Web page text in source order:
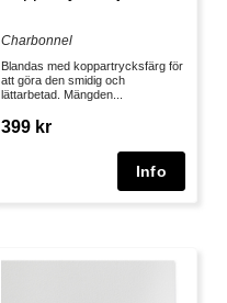
Charbonnel
Blandas med koppartrycksfärg för
att göra den smidig och
lättarbetad. Mängden...
399 kr